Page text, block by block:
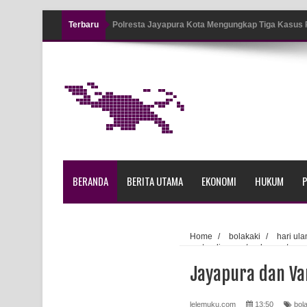
Terbaru Polresta Jayapura Kota Mengungkap Tiga
Kapolresta Jayapura Kota Mengapresiasi
Lima Rumah Pribadi Terbakar Di Hamadi
BERANDA BERITA UTAMA EKONOMI HUKUM
Home / bolakaki / hari
pertandingan
/ skouw /
Jayapura dan
lelemuku.com 13:50